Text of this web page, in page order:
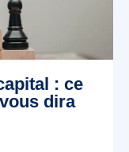
: ce
dira